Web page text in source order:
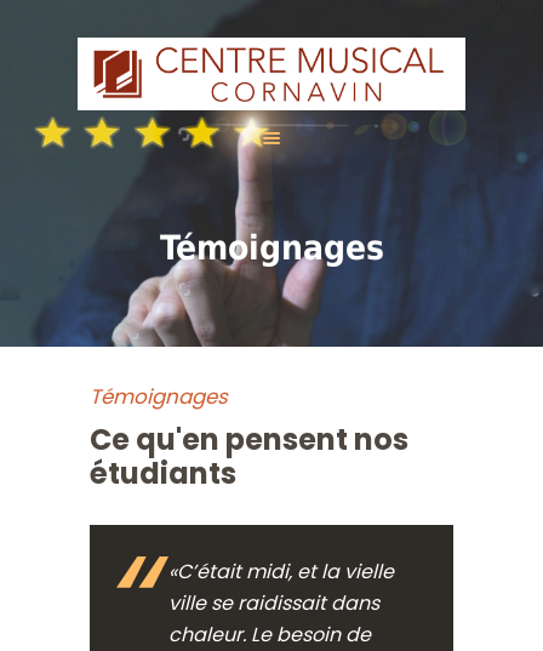
Témoignages
A PROPOS
CALENDRIER
NOS COURS
ENGLISH
Témoignages
Ce qu'en pensent nos
étudiants
«C’était midi, et la vielle
ville se raidissait dans
chaleur. Le besoin de